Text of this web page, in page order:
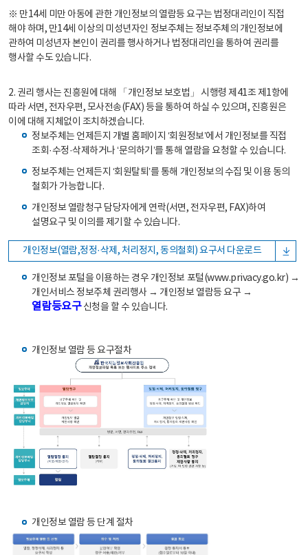
※ 만14세 미만 아동에 관한 개인정보의 열람등 요구는 법정대리인이 직접
해야 하며, 만14세 이상의 미성년자인 정보주체는 정보주체의 개인정보에
관하여 미성년자 본인이 권리를 행사하거나 법정대리인을 통하여 권리를
행사할 수도 있습니다.
2. 권리 행사는 진흥원에 대해 「개인정보 보호법」 시행령 제41조 제1항에
따라 서면, 전자우편, 모사전송(FAX) 등을 통하여 하실 수 있으며, 진흥원은
이에 대해 지체없이 조치하겠습니다.
정보주체는 언제든지 개별 홈페이지 ‘회원정보’에서 개인정보를 직접
조회·수정·삭제하거나 ‘문의하기’를 통해 열람을 요청할 수 있습니다.
정보주체는 언제든지 ‘회원탈퇴’를 통해 개인정보의 수집 및 이용 동의
철회가 가능합니다.
개인정보 열람청구 담당자에게 연락(서면, 전자우편, FAX)하여
설명요구 및 이의를 제기할 수 있습니다.
개인정보(열람,정정·삭제, 처리정지, 동의철회) 요구서 다운로드
개인정보 포털을 이용하는 경우 개인정보 포털(www.privacy.go.kr) →
개인서비스 정보주체 권리행사 → 개인정보 열람등 요구 →
열람등요구신청을 할 수 있습니다.
개인정보 열람 등 요구절차
개인정보 열람 등 단계 절차